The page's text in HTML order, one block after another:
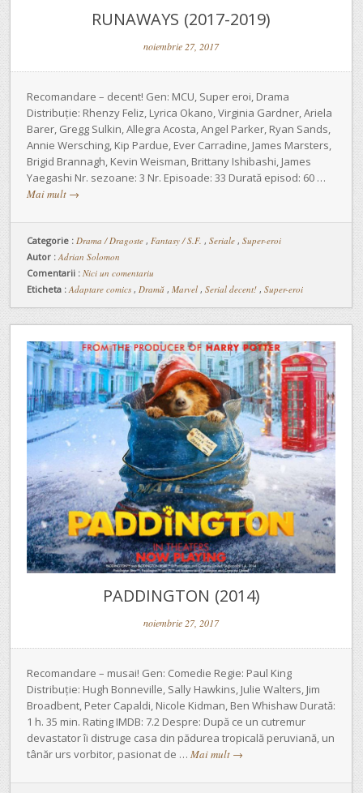
RUNAWAYS (2017-2019)
noiembrie 27, 2017
Recomandare – decent! Gen: MCU, Super eroi, Drama
Distribuție: Rhenzy Feliz, Lyrica Okano, Virginia Gardner, Ariela
Barer, Gregg Sulkin, Allegra Acosta, Angel Parker, Ryan Sands,
Annie Wersching, Kip Pardue, Ever Carradine, James Marsters,
Brigid Brannagh, Kevin Weisman, Brittany Ishibashi, James
Yaegashi Nr. sezoane: 3 Nr. Episoade: 33 Durată episod: 60 …
Mai mult →
Categorie : Drama / Dragoste , Fantasy / S.F. , Seriale , Super-eroi
Autor : Adrian Solomon
Comentarii : Nici un comentariu
Eticheta : Adaptare comics , Dramă , Marvel , Serial decent! , Super-eroi
PADDINGTON (2014)
noiembrie 27, 2017
Recomandare – musai! Gen: Comedie Regie: Paul King
Distribuție: Hugh Bonneville, Sally Hawkins, Julie Walters, Jim
Broadbent, Peter Capaldi, Nicole Kidman, Ben Whishaw Durată:
1 h. 35 min. Rating IMDB: 7.2 Despre: După ce un cutremur
devastator îi distruge casa din pădurea tropicală peruviană, un
tânăr urs vorbitor, pasionat de … Mai mult →